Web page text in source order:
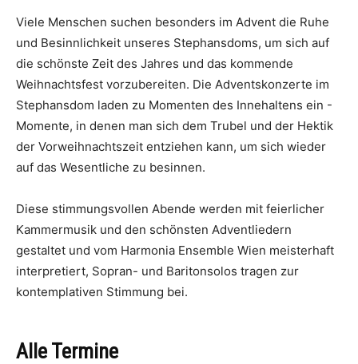
Viele Menschen suchen besonders im Advent die Ruhe
und Besinnlichkeit unseres Stephansdoms, um sich auf
die schönste Zeit des Jahres und das kommende
Weihnachtsfest vorzubereiten. Die Adventskonzerte im
Stephansdom laden zu Momenten des Innehaltens ein -
Momente, in denen man sich dem Trubel und der Hektik
der Vorweihnachtszeit entziehen kann, um sich wieder
auf das Wesentliche zu besinnen.
Diese stimmungsvollen Abende werden mit feierlicher
Kammermusik und den schönsten Adventliedern
gestaltet und vom Harmonia Ensemble Wien meisterhaft
interpretiert, Sopran- und Baritonsolos tragen zur
kontemplativen Stimmung bei.
Alle Termine